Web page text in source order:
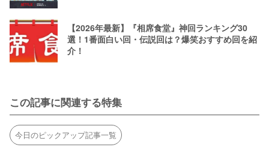
【2026年最新】『相席食堂』神回ランキング30
選！1番面白い回・伝説回は？爆笑おすすめ回を紹
介！
この記事に関連する特集
今日のピックアップ記事一覧